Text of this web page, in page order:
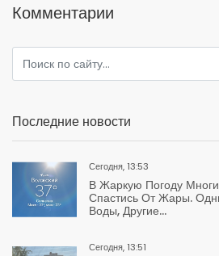
Комментарии
Последние новости
Сегодня, 13:53
В Жаркую Погоду
Спастись От Жары.
Воды, Другие...
Сегодня, 13:51